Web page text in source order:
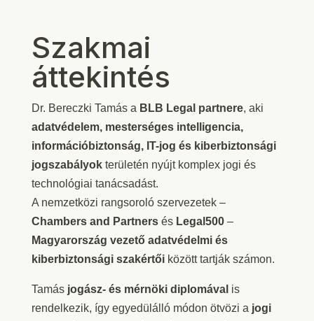
Szakmai
áttekintés
Dr. Bereczki Tamás a BLB Legal partnere, aki
adatvédelem, mesterséges intelligencia,
információbiztonság, IT-jog és kiberbiztonsági
jogszabályokterületén nyújt komplex jogi és
technológiai tanácsadást.
A nemzetközi rangsoroló szervezetek –
Chambers and Partnersés Legal500–
Magyarország vezető adatvédelmi és
kiberbiztonsági szakértőiközött tartják számon.
Tamás jogász- és mérnöki diplomával is
rendelkezik, így egyedülálló módon ötvözi a jogi